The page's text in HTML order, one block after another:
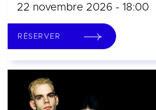
22 novembre 2026 - 18:00
RÉSERVER